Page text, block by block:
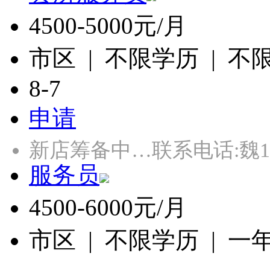
4500-5000元/月
市区 | 不限学历 | 不
8-7
申请
新店筹备中…联系电话:魏
服务员
4500-6000元/月
市区 | 不限学历 | 一